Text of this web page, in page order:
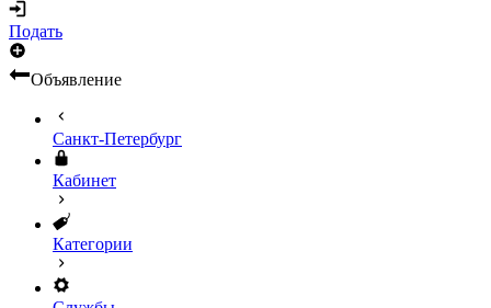
Подать
Объявление
Санкт-Петербург
Кабинет
Категории